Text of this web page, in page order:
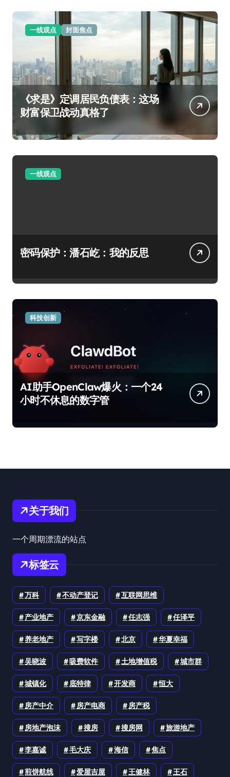
一线观点 封面焦点
《求是》定调居民负债表：这场
财富保卫战动真格了
一线观点
密码保护：潘石屹：我的反思
科技创新
AI助手OpenClaw爆火：一个24
小时不休息的数字管
关于我们
一个周期漂流的站点
标签云
万科 不动产登记 互联网思维
产业地产 京东金融 任志强 任泽平
养老地产 写字楼 北京 华夏幸福
吴晓波 吸费软件 土地增值税 城市群
城镇化 底特律 开发商 恒大
房产中介 房产电商 房产税
房地产泡沫 搜房 搜房网 旅游地产
李嘉诚 毛大庆 海信 焦点
煎饼航线 爱屋吉屋 王健林 王石